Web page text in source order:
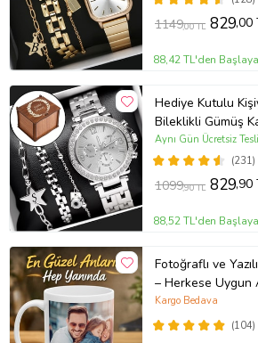
1149,00 TL 829,00
88,42 TL'den
Hediye Kutulu
Bileklikli Gümüş Kadın Kol Saati Özel
Kutusunda
(231)
Aynı Gün Ücretsiz
1099,90 TL 829,90
88,52 TL'den
Fotoğraflı ve
– Herkese Uygun
Porselen Baskılı
(104)
Kargo Bedava